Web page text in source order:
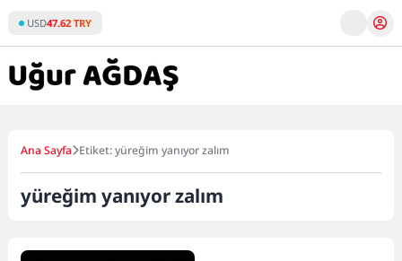
content
USD47.62 TRY
Ana Sayfa Etiket: yüreğim yanıyor zalım
yüreğim yanıyor zalım